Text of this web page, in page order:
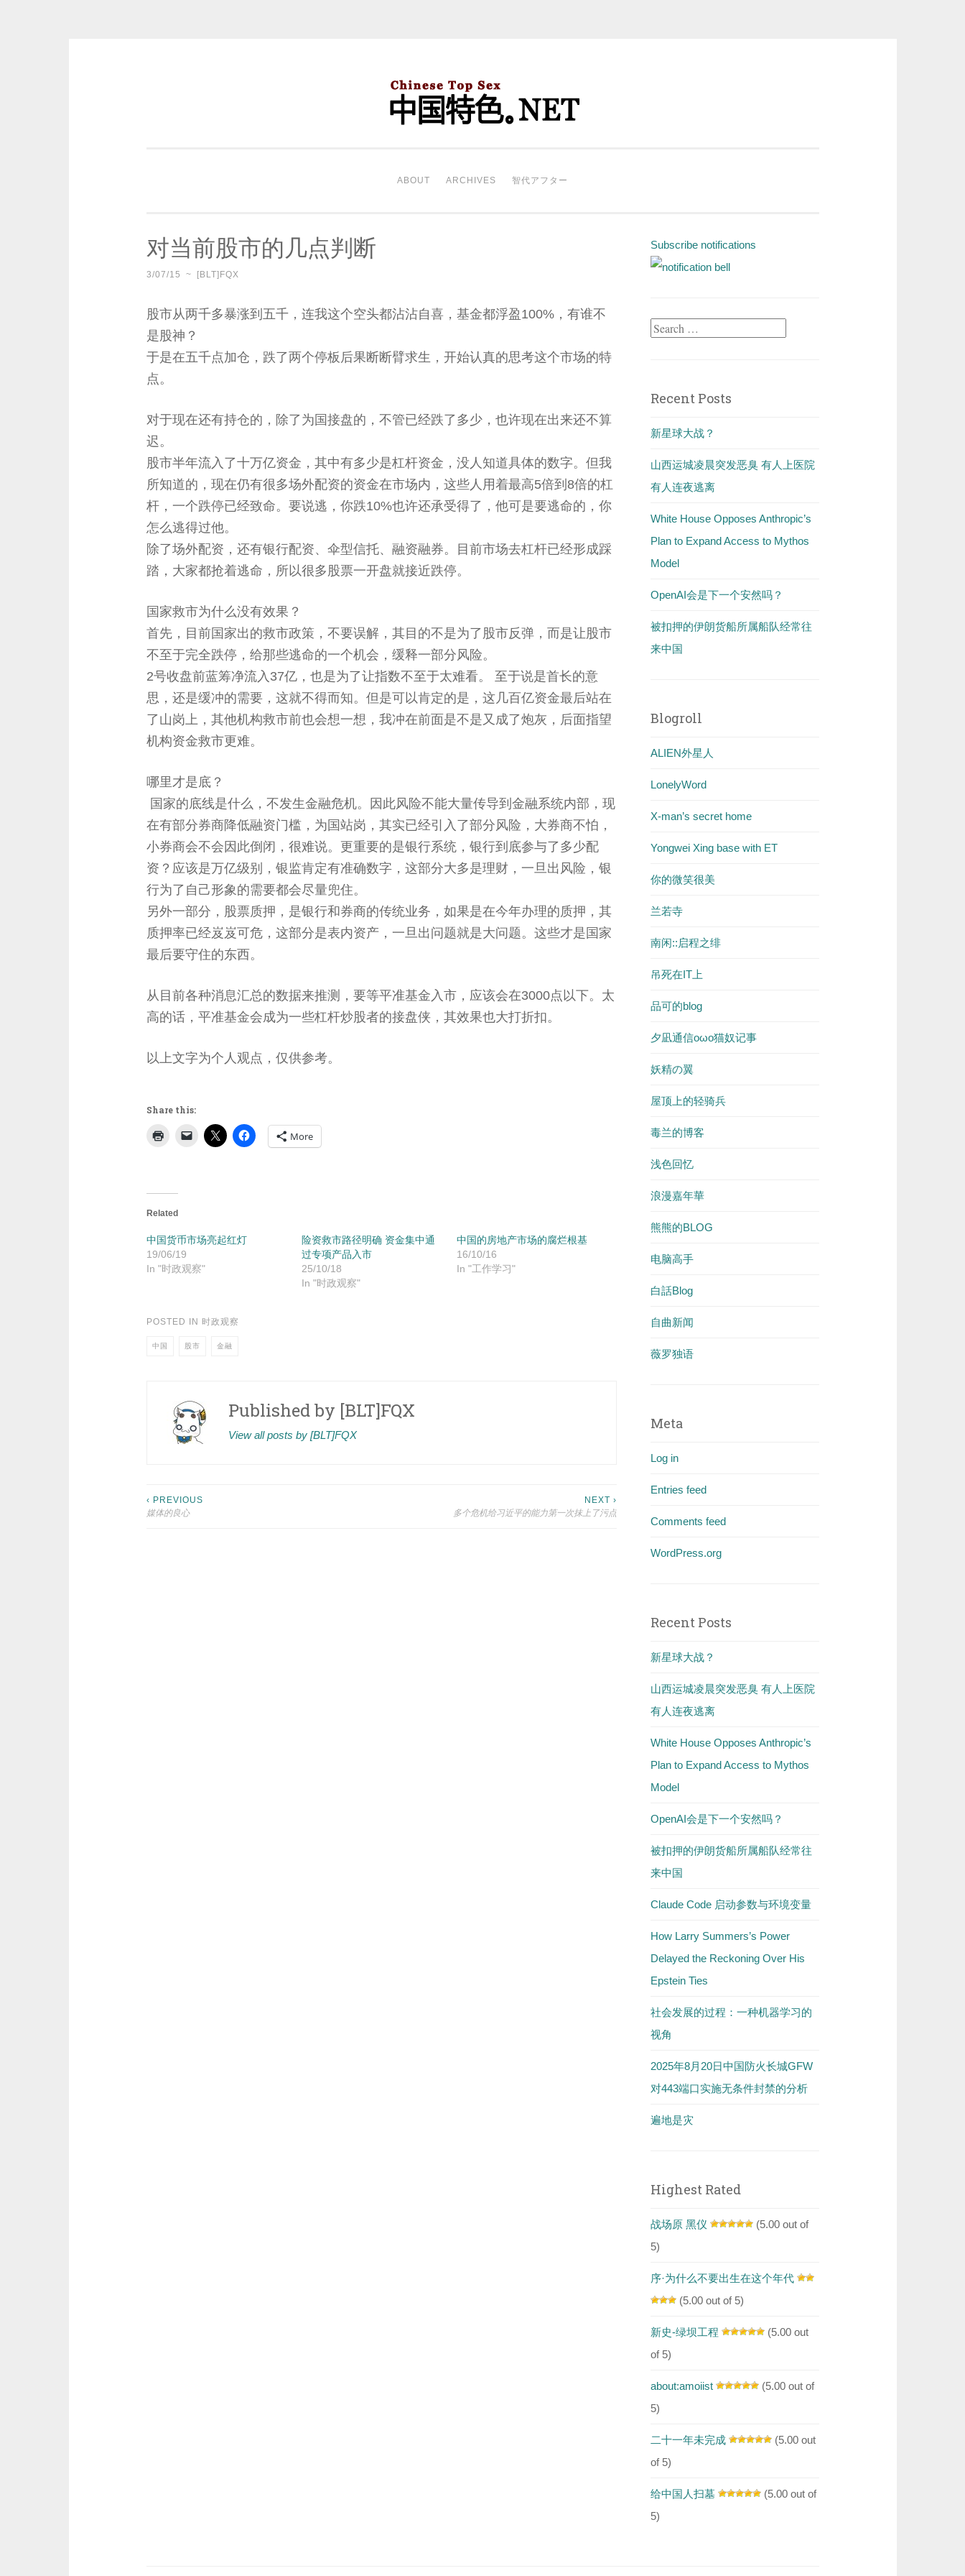
ABOUT ARCHIVES 智代アフター
对当前股市的几点判断
3/07/15 ~ [BLT]FQX
股市从两千多暴涨到五千，连我这个空头都沾沾自喜，基金都浮盈100%，有谁不
是股神？
于是在五千点加仓，跌了两个停板后果断断臂求生，开始认真的思考这个市场的特
点。
对于现在还有持仓的，除了为国接盘的，不管已经跌了多少，也许现在出来还不算
迟。
股市半年流入了十万亿资金，其中有多少是杠杆资金，没人知道具体的数字。但我
所知道的，现在仍有很多场外配资的资金在市场内，这些人用着最高5倍到8倍的杠
杆，一个跌停已经致命。要说逃，你跌10%也许还承受得了，他可是要逃命的，你
怎么逃得过他。
除了场外配资，还有银行配资、伞型信托、融资融券。目前市场去杠杆已经形成踩
踏，大家都抢着逃命，所以很多股票一开盘就接近跌停。
国家救市为什么没有效果？
首先，目前国家出的救市政策，不要误解，其目的不是为了股市反弹，而是让股市
不至于完全跌停，给那些逃命的一个机会，缓释一部分风险。
2号收盘前蓝筹净流入37亿，也是为了让指数不至于太难看。 至于说是首长的意
思，还是缓冲的需要，这就不得而知。但是可以肯定的是，这几百亿资金最后站在
了山岗上，其他机构救市前也会想一想，我冲在前面是不是又成了炮灰，后面指望
机构资金救市更难。
哪里才是底？
国家的底线是什么，不发生金融危机。因此风险不能大量传导到金融系统内部，现
在有部分券商降低融资门槛，为国站岗，其实已经引入了部分风险，大券商不怕，
小券商会不会因此倒闭，很难说。更重要的是银行系统，银行到底参与了多少配
资？应该是万亿级别，银监肯定有准确数字，这部分大多是理财，一旦出风险，银
行为了自己形象的需要都会尽量兜住。
另外一部分，股票质押，是银行和券商的传统业务，如果是在今年办理的质押，其
质押率已经岌岌可危，这部分是表内资产，一旦出问题就是大问题。这些才是国家
最后要守住的东西。
从目前各种消息汇总的数据来推测，要等平准基金入市，应该会在3000点以下。太
高的话，平准基金会成为一些杠杆炒股者的接盘侠，其效果也大打折扣。
以上文字为个人观点，仅供参考。
Share this:
More
Related
中国货币市场亮起红灯
19/06/19
In "时政观察"
险资救市路径明确 资金集中通
过专项产品入市
25/10/18
In "时政观察"
中国的房地产市场的腐烂根基
16/10/16
In "工作学习"
POSTED IN 时政观察
中国 股市 金融
Published by [BLT]FQX
View all posts by [BLT]FQX
Post
‹ PREVIOUS
媒体的良心
NEXT ›
多个危机给习近平的能力第一次抹上了污点
Subscribe notifications
Search
Recent Posts
新星球大战？
山西运城凌晨突发恶臭 有人上医院
有人连夜逃离
White House Opposes Anthropic’s
Plan to Expand Access to Mythos
Model
OpenAI会是下一个安然吗？
被扣押的伊朗货船所属船队经常往
来中国
Blogroll
ALIEN外星人
LonelyWord
X-man’s secret home
Yongwei Xing base with ET
你的微笑很美
兰若寺
南闲::启程之绯
吊死在IT上
品可的blog
夕凪通信oωo猫奴记事
妖精の翼
屋顶上的轻骑兵
毒兰的博客
浅色回忆
浪漫嘉年華
熊熊的BLOG
电脑高手
白話Blog
自曲新闻
薇罗独语
Meta
Log in
Entries feed
Comments feed
WordPress.org
Recent Posts
新星球大战？
山西运城凌晨突发恶臭 有人上医院
有人连夜逃离
White House Opposes Anthropic’s
Plan to Expand Access to Mythos
Model
OpenAI会是下一个安然吗？
被扣押的伊朗货船所属船队经常往
来中国
Claude Code 启动参数与环境变量
How Larry Summers’s Power
Delayed the Reckoning Over His
Epstein Ties
社会发展的过程：一种机器学习的
视角
2025年8月20日中国防火长城GFW
对443端口实施无条件封禁的分析
遍地是灾
Highest Rated
战场原 黑仪
(5.00 out of
5)
序·为什么不要出生在这个年代
(5.00 out of 5)
新史-绿坝工程
(5.00 out
of 5)
about:amoiist
(5.00 out of
5)
二十一年未完成
(5.00 out
of 5)
给中国人扫墓
(5.00 out of
5)